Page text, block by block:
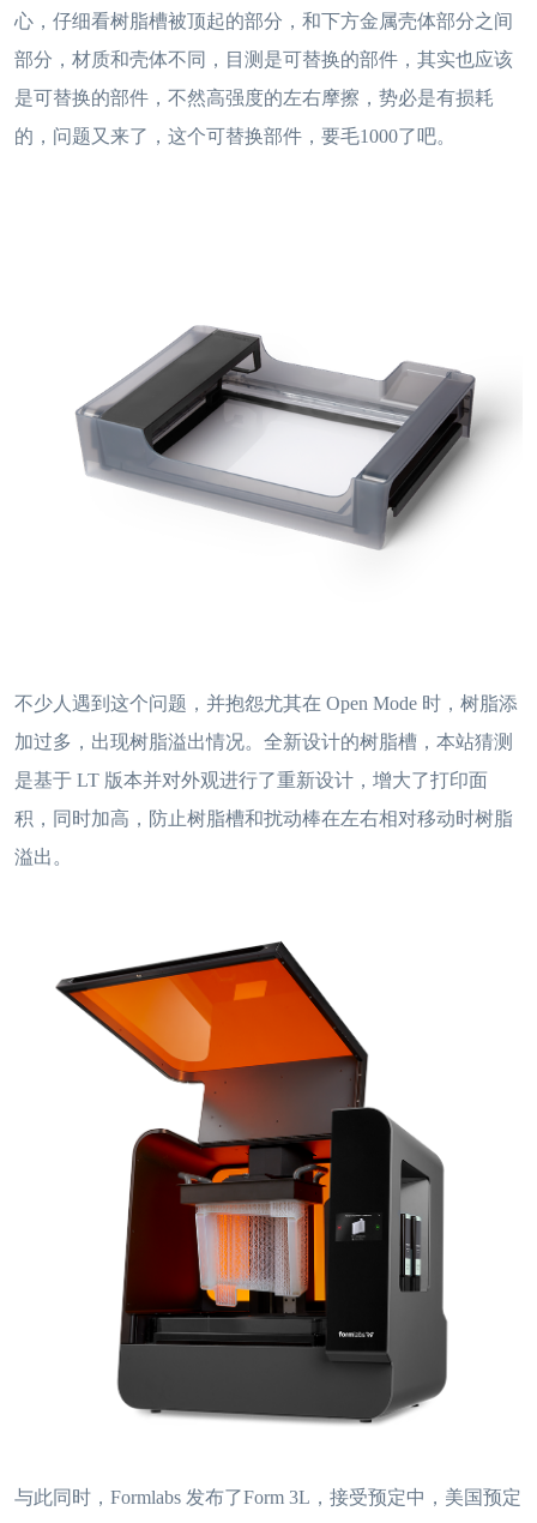
心，仔细看树脂槽被顶起的部分，和下方金属壳体部分之间
部分，材质和壳体不同，目测是可替换的部件，其实也应该
是可替换的部件，不然高强度的左右摩擦，势必是有损耗
的，问题又来了，这个可替换部件，要毛1000了吧。
不少人遇到这个问题，并抱怨尤其在 Open Mode 时，树脂添
加过多，出现树脂溢出情况。全新设计的树脂槽，本站猜测
是基于 LT 版本并对外观进行了重新设计，增大了打印面
积，同时加高，防止树脂槽和扰动棒在左右相对移动时树脂
溢出。
与此同时，Formlabs 发布了Form 3L，接受预定中，美国预定